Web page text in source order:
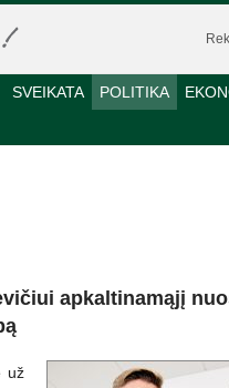
SVEIKATA POLITIKA
apkaltinamąjį
už